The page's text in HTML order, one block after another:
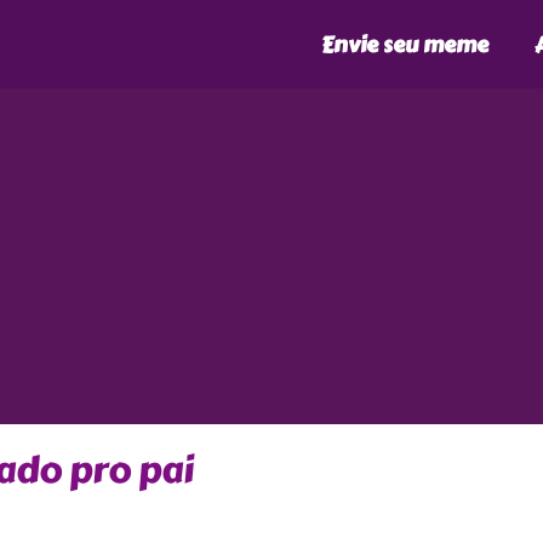
Envie seu meme
pro pai